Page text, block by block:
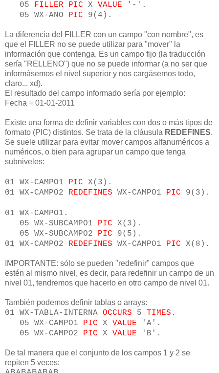
05 FILLER PIC X VALUE '-'.
05 WX-ANO PIC 9(4).
La diferencia del FILLER con un campo "con nombre", es
que el FILLER no se puede utilizar para "mover" la
información que contenga. Es un campo fijo (la traducción
sería "RELLENO") que no se puede informar (a no ser que
informásemos el nivel superior y nos cargásemos todo,
claro... xd).
El resultado del campo informado sería por ejemplo:
Fecha = 01-01-2011
Existe una forma de definir variables con dos o más tipos de
formato (PIC) distintos. Se trata de la cláusula REDEFINES.
Se suele utilizar para evitar mover campos alfanuméricos a
numéricos, o bien para agrupar un campo que tenga
subniveles:
01 WX-CAMPO1 PIC X(3).
01 WX-CAMPO2 REDEFINES WX-CAMPO1 PIC 9(3).
01 WX-CAMPO1.
05 WX-SUBCAMPO1 PIC X(3).
05 WX-SUBCAMPO2 PIC 9(5).
01 WX-CAMPO2 REDEFINES WX-CAMPO1 PIC X(8).
IMPORTANTE: sólo se pueden "redefinir" campos que
estén al mismo nivel, es decir, para redefinir un campo de un
nivel 01, tendremos que hacerlo en otro campo de nivel 01.
También podemos definir tablas o arrays:
01 WX-TABLA-INTERNA OCCURS 5 TIMES .
05 WX-CAMPO1 PIC X VALUE 'A'.
05 WX-CAMPO2 PIC X VALUE 'B'.
De tal manera que el conjunto de los campos 1 y 2 se
repiten 5 veces: